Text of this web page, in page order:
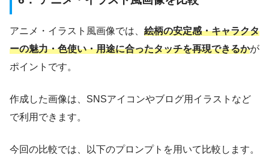
アニメ・イラスト風画像では、 絵柄の安定感・キャラクタ
ーの魅力・色使い・用途に合ったタッチを再現できるかが
ポイントです。
作成した画像は、SNSアイコンやブログ用イラストなど
で利用できます。
今回の比較では、以下のプロンプトを用いて比較します。